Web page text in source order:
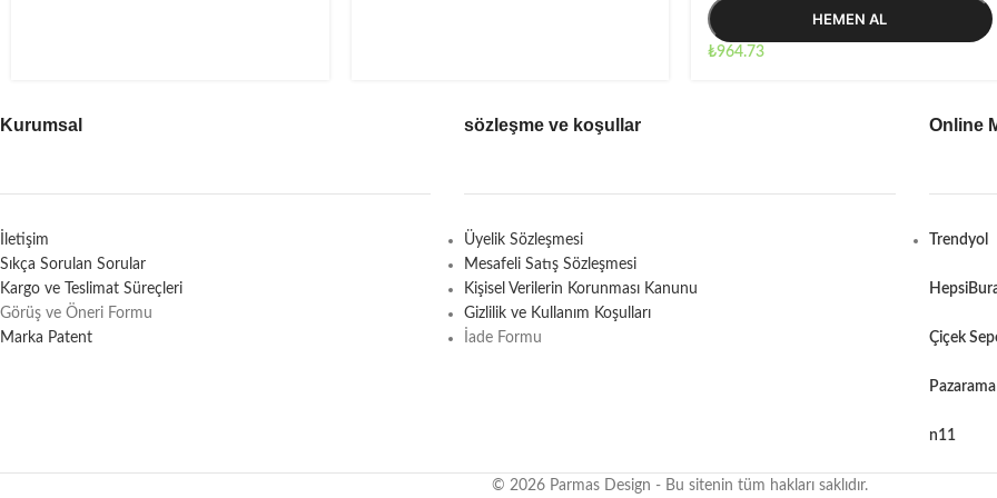
HEMEN AL
₺964.73
Kurumsal
İletişim
Sıkça Sorulan Sorular
Kargo ve Teslimat Süreçleri
Görüş ve Öneri Formu
Marka Patent
sözleşme ve koşullar
Üyelik Sözleşmesi
Mesafeli Satış Sözleşmesi
Kişisel Verilerin Korunması Kanunu
Gizlilik ve Kullanım Koşulları
İade Formu
Online
Trendyol
Çiçek
Pazarama
n11
© 2026 Parmas Design - Bu sitenin tüm hakları saklıdır.